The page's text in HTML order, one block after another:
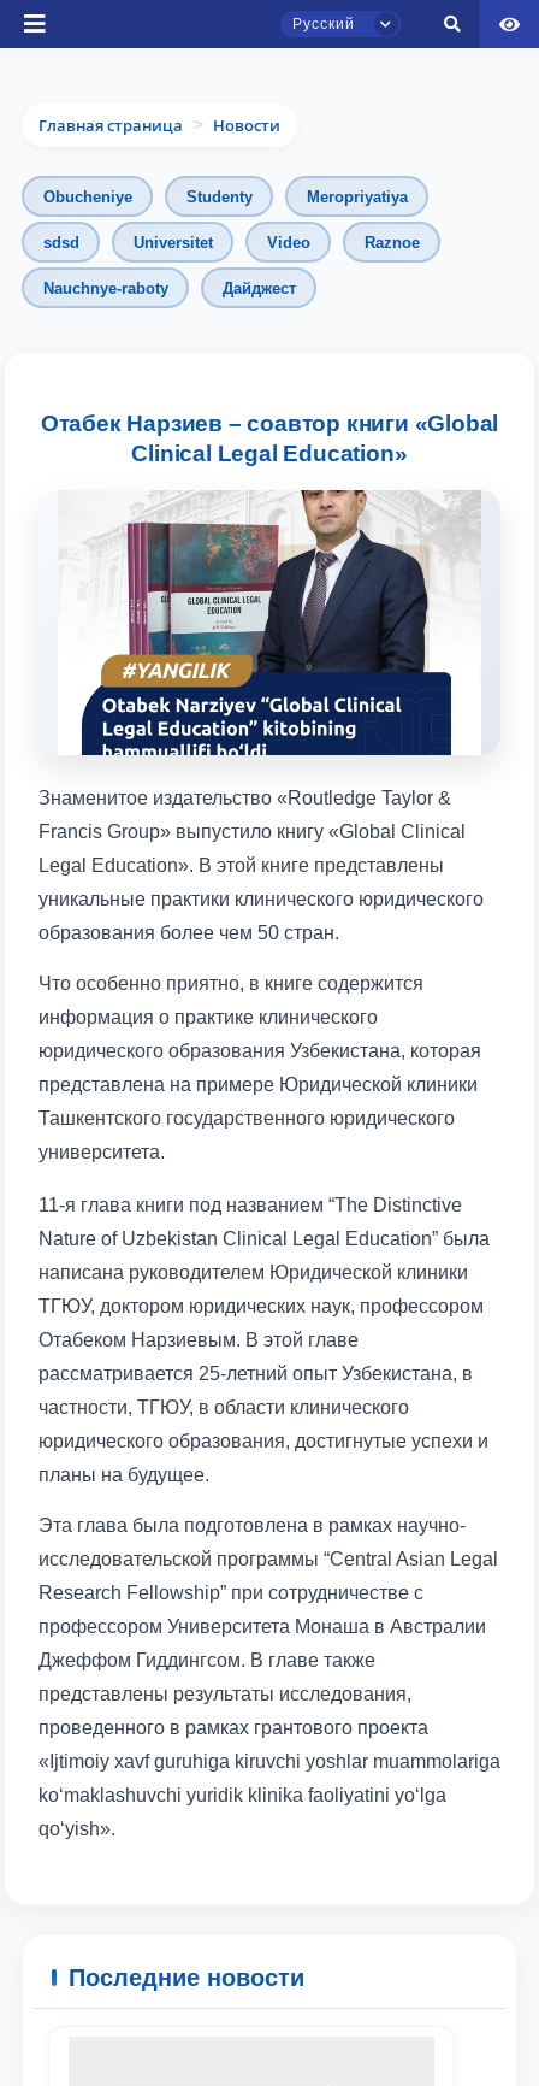
Русский
Ваше имя и фамилия
Ваш номер телефона
Главная страница > Новости
Obucheniye Studenty Meropriyatiya
sdsd Universitet Video Raznoe
Nauchnye-raboty Дайджест
Отабек Нарзиев – соавтор книги «Global
Clinical Legal Education»
Знаменитое издательство «Routledge Taylor &
Francis Group» выпустило книгу «Global Clinical
Legal Education». В этой книге представлены
уникальные практики клинического юридического
образования более чем 50 стран.
Что особенно приятно, в книге содержится
информация о практике клинического
юридического образования Узбекистана, которая
представлена на примере Юридической клиники
Ташкентского государственного юридического
университета.
11-я глава книги под названием “The Distinctive
Nature of Uzbekistan Clinical Legal Education” была
написана руководителем Юридической клиники
ТГЮУ, доктором юридических наук, профессором
Отабеком Нарзиевым. В этой главе
рассматривается 25-летний опыт Узбекистана, в
частности, ТГЮУ, в области клинического
юридического образования, достигнутые успехи и
планы на будущее.
Эта глава была подготовлена в рамках научно-
исследовательской программы “Central Asian Legal
Research Fellowship” при сотрудничестве с
профессором Университета Монаша в Австралии
Джеффом Гиддингсом. В главе также
представлены результаты исследования,
проведенного в рамках грантового проекта
«Ijtimoiy xavf guruhiga kiruvchi yoshlar muammolariga
ko‘maklashuvchi yuridik klinika faoliyatini yo‘lga
qo‘yish».
Последние новости
Чат приёмной комиссии ТГЮУ
Онлайн
Оставляйте здесь свои обращения по
вопросам приёма.
Выберите тему — затем появятся
конкретные вопросы:
1. Документы (бакалавр) (5)
3. Собеседование (бакалавр) (8)
4. Собеседование (магистр) (5)
6. Онлайн-заявки (15)
9. Квота (магистратура) (1)
✉️ Написать администратору